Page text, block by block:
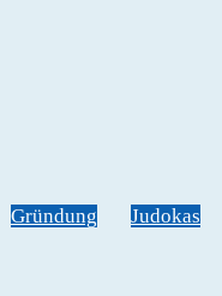
Gründung
Judokas